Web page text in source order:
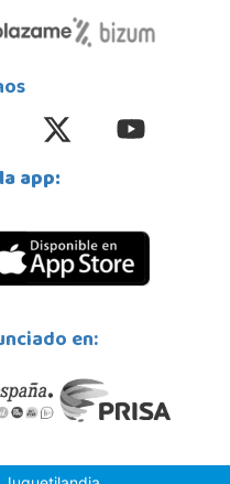
Eroski
Mérida
app:
en: